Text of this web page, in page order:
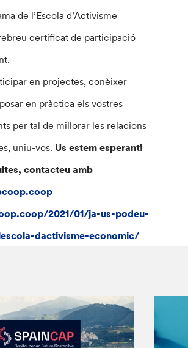
de l’Escola d’Activisme
certificat de participació
en projectes, conèixer
en pràctica els vostres
per tal de millorar les relacions
uniu-vos. Us estem esperant!
contacteu amb
2021/01/ja-us-podeu-
dactivisme-economic/